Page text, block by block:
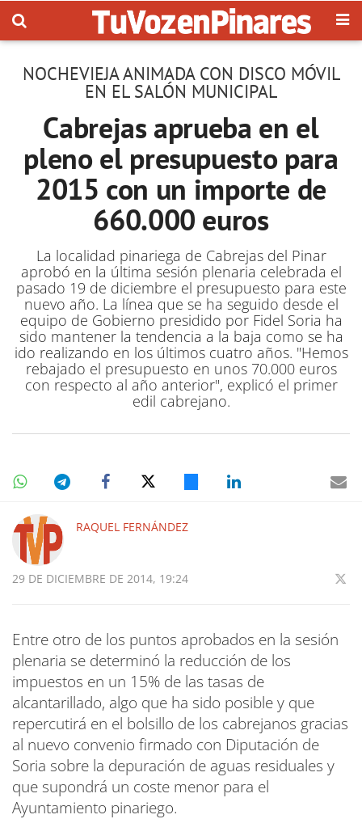
NOCHEVIEJA ANIMADA CON DISCO MÓVIL
EN EL SALÓN MUNICIPAL
Cabrejas aprueba en el
pleno el presupuesto para
2015 con un importe de
660.000 euros
La localidad pinariega de Cabrejas del Pinar
aprobó en la última sesión plenaria celebrada el
pasado 19 de diciembre el presupuesto para este
nuevo año. La línea que se ha seguido desde el
equipo de Gobierno presidido por Fidel Soria ha
sido mantener la tendencia a la baja como se ha
ido realizando en los últimos cuatro años. "Hemos
rebajado el presupuesto en unos 70.000 euros
con respecto al año anterior", explicó el primer
edil cabrejano.
RAQUEL FERNÁNDEZ
29 DE DICIEMBRE DE 2014, 19:24
Entre otro de los puntos aprobados en la sesión
plenaria se determinó la reducción de los
impuestos en un 15% de las tasas de
alcantarillado, algo que ha sido posible y que
repercutirá en el bolsillo de los cabrejanos gracias
al nuevo convenio firmado con Diputación de
Soria sobre la depuración de aguas residuales y
que supondrá un coste menor para el
Ayuntamiento pinariego.